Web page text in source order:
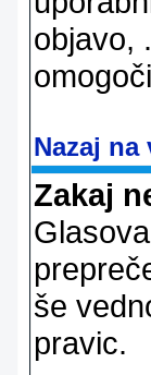
objavo,
Nazaj na
Zakaj
še
pravic.